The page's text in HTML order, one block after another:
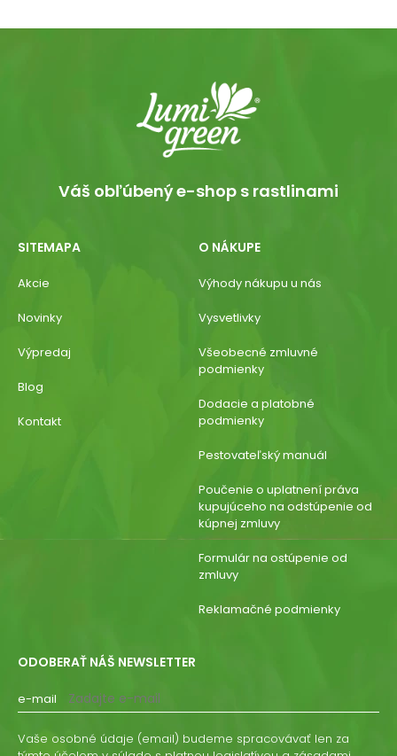
Váš obľúbený e-shop s rastlinami
SITEMAPA
Akcie
Novinky
Výpredaj
Blog
Kontakt
O NÁKUPE
Výhody nákupu u nás
Vysvetlivky
Všeobecné zmluvné
podmienky
Dodacie a platobné
podmienky
Pestovateľský manuál
Poučenie o uplatnení práva
kupujúceho na odstúpenie od
kúpnej zmluvy
Formulár na ostúpenie od
zmluvy
Reklamačné podmienky
ODOBERAŤ NÁŠ NEWSLETTER
e-mail
Vaše osobné údaje (email) budeme spracovávať len za